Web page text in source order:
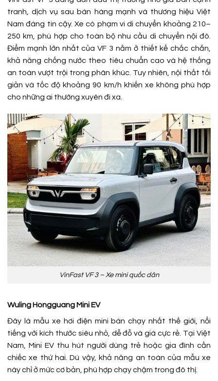
tranh, dịch vụ sau bán hàng mạnh và thương hiệu Việt
Nam đáng tin cậy. Xe có phạm vi di chuyển khoảng 210–
250 km, phù hợp cho toàn bộ nhu cầu di chuyển nội đô.
Điểm mạnh lớn nhất của VF 3 nằm ở thiết kế chắc chắn,
khả năng chống nước theo tiêu chuẩn cao và hệ thống
an toàn vượt trội trong phân khúc. Tuy nhiên, nội thất tối
giản và tốc độ khoảng 90 km/h khiến xe không phù hợp
cho những ai thường xuyên đi xa.
VinFast VF 3 – Xe mini quốc dân
Wuling Hongguang Mini EV
Đây là mẫu xe hơi điện mini bán chạy nhất thế giới, nổi
tiếng với kích thước siêu nhỏ, dễ đỗ và giá cực rẻ. Tại Việt
Nam, Mini EV thu hút người dùng trẻ hoặc gia đình cần
chiếc xe thứ hai. Dù vậy, khả năng an toàn của mẫu xe
này chỉ ở mức cơ bản, phù hợp chạy chậm trong đô thị.